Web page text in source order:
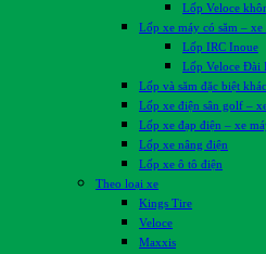
Lốp Veloce
Lốp xe máy có săm – xe
Lốp IRC Inoue
Lốp Veloce Đài
Lốp và săm đặc biệt khác
Lốp xe điện sân golf –
Lốp xe đạp điện – xe
Lốp xe nâng điện
Lốp xe ô tô điện
Theo loại xe
Kings Tire
Veloce
Maxxis